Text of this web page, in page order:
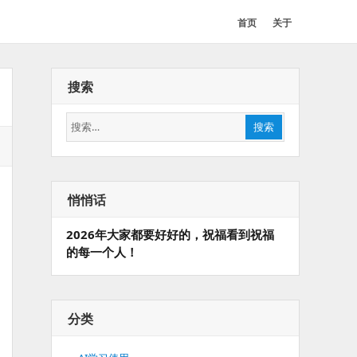
首页 关于
搜索
搜
索：
搜索
悄悄话
2026年大家都要好好的，祝福看到祝福
的每一个人！
分类